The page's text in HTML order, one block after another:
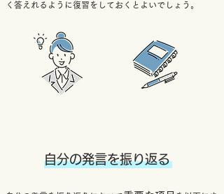
く答えれるように復習をしておくとよいでしょう。
自分の発言を振り返る